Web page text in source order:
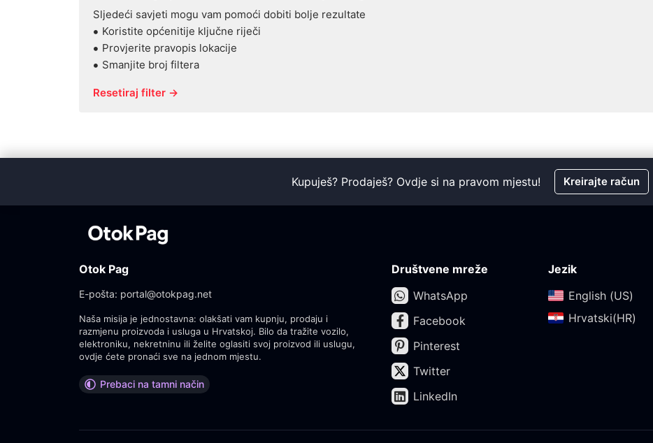
Sljedeći savjeti mogu vam pomoći dobiti bolje rezultate
Koristite općenitije ključne riječi
Provjerite pravopis lokacije
Smanjite broj filtera
Resetiraj filter →
Kupuješ? Prodaješ? Ovdje si na pravom mjestu! Kreirajte račun
Otok Pag
E-pošta: portal@otokpag.net
Naša misija je jednostavna: olakšati vam kupnju, prodaju i
razmjenu proizvoda i usluga u Hrvatskoj. Bilo da tražite vozilo,
elektroniku, nekretninu ili želite oglasiti svoj proizvod ili uslugu,
ovdje ćete pronaći sve na jednom mjestu.
Prebaci na tamni način
Društvene mreže
WhatsApp
Facebook
Pinterest
Twitter
LinkedIn
Jezik
English (US)‎
Hrvatski(HR)‎